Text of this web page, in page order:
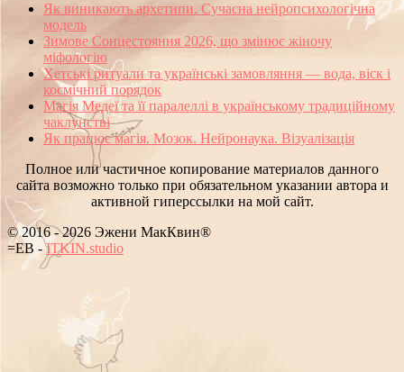
Як виникають архетипи. Сучасна нейропсихологічна
модель
Зимове Сонцестояння 2026, що змінює жіночу
міфологію
Хетські ритуали та українські замовляння — вода, віск і
космічний порядок
Магія Медеї та її паралеллі в українському традиційному
чаклунстві
Як працює магія. Мозок. Нейронаука. Візуалізація
Полное или частичное копирование материалов данного
сайта возможно только при обязательном указании автора и
активной гиперссылки на мой сайт.
© 2016 - 2026 Эжени МакКвин®
SEO -ITKIN.studio